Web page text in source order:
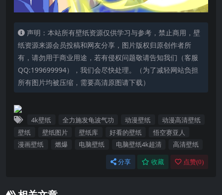
声明：本站所有壁纸资源仅供学习与参考，禁止商用，壁
纸资源来源会员投稿和网友分享，图片版权归原创作者所
有，请勿用于商业用途，若有侵权问题敬请告知我们（客服
QQ:199699994），我们会尽快处理。（为了减轻网站负担
所有图片均被压缩，需要高清原图请下载）
4k壁纸 全力施发龟波气功 动漫壁纸
动漫高清壁纸
壁纸
壁纸图片 壁纸库 好看的壁纸
悟空赛亚人
漫画壁纸
燃爆 电脑壁纸 电脑壁纸4k超清 高清壁纸
分享 收藏 点赞(0)